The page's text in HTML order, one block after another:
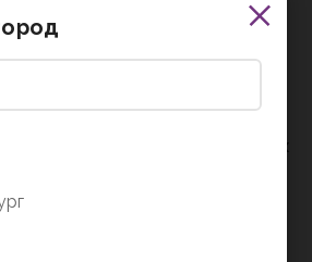
иллюстрациями и пошаговыми
детям без помощи взрослых
забавные поделки и
картона, разной
песка, бусин, пуговиц,
поролона и других